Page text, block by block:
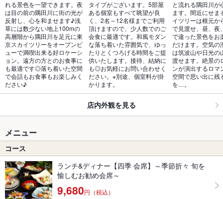
れる景色を一望できます。夜
は目の前の隅田川に街の光が
反射し、心を和ませます♪浅
草には数少ない地上100mの
高層階から隅田川を足元に東
京スカイツリーをオープンビ
ューで満喫出来る好ロケーシ
ョン。遠方の方とのお食事に
も最適です◎落ち着いた空間
で会話もお食事もお楽しみく
ださい♪
タイプがございます。5部屋
ある個室もすべて眺望が良
く、2名～12名様までご利用
頂けますので、少人数でのご
会食に最適です。和風モダン
な落ち着いた雰囲気で、ゆっ
たりとくつろげる時間をご提
供いたします。接待、結納に
も◎お気軽にお問い合わせく
ださい。※別途、個室料が掛
かります。
と流れる隅田川が
ます。間近にせま
イツリーは根元か
で見渡せ、昼、夜
で違った景色をお
だけます。空気の
は筑波山や日光の
渡せます。絶景の
ンが演出するロマ
空間で思い出に残
を…。
店内外観を見る
メニュー
コース
ランチ&ディナー【四季 会席】～季節折々 旬を
愉しむお勧め会席～
9,680円（税込）